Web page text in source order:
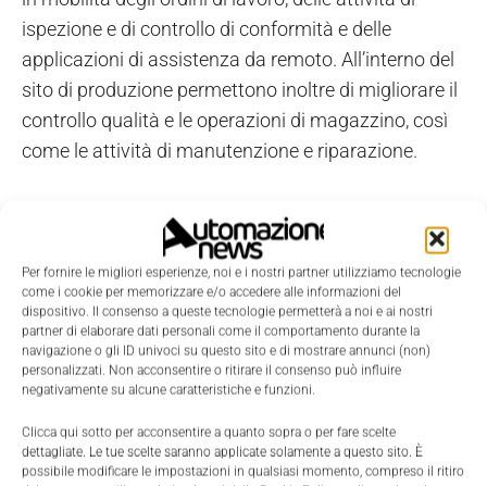
Per fornire le migliori esperienze, noi e i nostri partner utilizziamo tecnologie
come i cookie per memorizzare e/o accedere alle informazioni del
dispositivo. Il consenso a queste tecnologie permetterà a noi e ai nostri
partner di elaborare dati personali come il comportamento durante la
navigazione o gli ID univoci su questo sito e di mostrare annunci (non)
personalizzati. Non acconsentire o ritirare il consenso può influire
negativamente su alcune caratteristiche e funzioni.
Clicca qui sotto per acconsentire a quanto sopra o per fare scelte
dettagliate. Le tue scelte saranno applicate solamente a questo sito. È
possibile modificare le impostazioni in qualsiasi momento, compreso il ritiro
ispezione e di controllo di conformità e delle
applicazioni di assistenza da remoto. All’interno del
sito di produzione permettono inoltre di migliorare il
controllo qualità e le operazioni di magazzino, così
come le attività di manutenzione e riparazione.
Sistemi di produzione Tablet Zebra Technologies